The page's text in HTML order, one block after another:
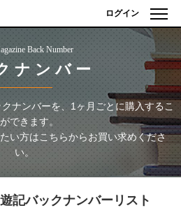
ログイン
Back Number
ナンバー
ナンバーを、1ヶ月ごとに購入するこ
できます。
い方はこちらからお買い求めくださ
い。
記バックナンバーリスト